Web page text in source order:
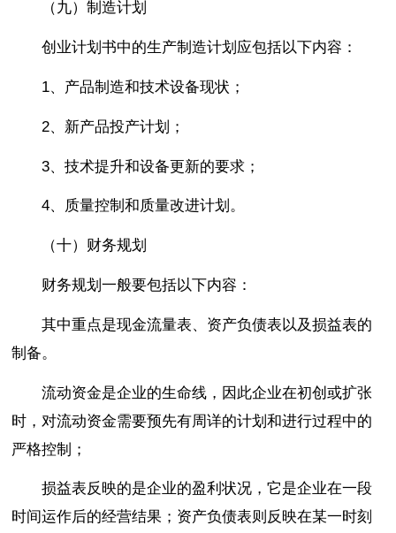
（九）制造计划
创业计划书中的生产制造计划应包括以下内容：
1、产品制造和技术设备现状；
2、新产品投产计划；
3、技术提升和设备更新的要求；
4、质量控制和质量改进计划。
（十）财务规划
财务规划一般要包括以下内容：
其中重点是现金流量表、资产负债表以及损益表的
制备。
流动资金是企业的生命线，因此企业在初创或扩张
时，对流动资金需要预先有周详的计划和进行过程中的
严格控制；
损益表反映的是企业的盈利状况，它是企业在一段
时间运作后的经营结果；资产负债表则反映在某一时刻